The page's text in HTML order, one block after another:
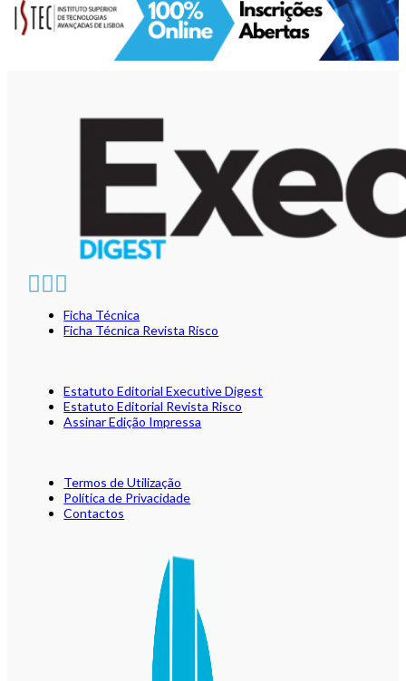
Ficha Técnica
Ficha Técnica Revista Risco
Estatuto Editorial Executive Digest
Estatuto Editorial Revista Risco
Assinar Edição Impressa
Termos de Utilização
Política de Privacidade
Contactos